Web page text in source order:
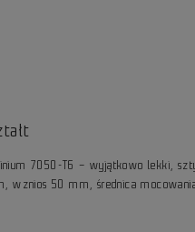
7050-T6 – wyjątkowo lekki,
wznios 50 mm, średnica